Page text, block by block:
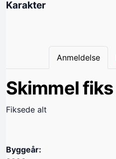
Karakter
Anmeldelse
Skimmel fiks
Fiksede alt
Byggeår: